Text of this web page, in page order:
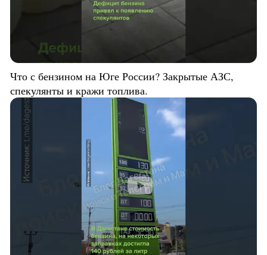
Что с бензином на Юге России? Закрытые АЗС,
спекулянты и кражи топлива.